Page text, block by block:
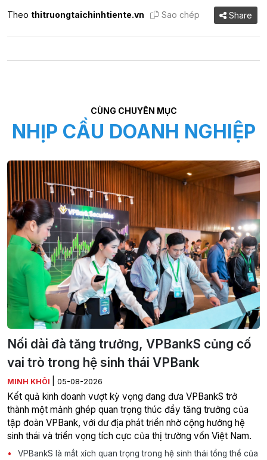
Theo thitruongtaichinhtiente.vn Sao chép Share
CÙNG CHUYÊN MỤC
NHỊP CẦU DOANH NGHIỆP
Nối dài đà tăng trưởng, VPBankS củng cố
vai trò trong hệ sinh thái VPBank
MINH KHÔI 05-08-2026
Kết quả kinh doanh vượt kỳ vọng đang đưa VPBankS trở
thành một mảnh ghép quan trọng thúc đẩy tăng trưởng của
tập đoàn VPBank, với dư địa phát triển nhờ cộng hưởng hệ
sinh thái và triển vọng tích cực của thị trường vốn Việt Nam.
VPBankS là mắt xích quan trọng trong hệ sinh thái tổng thể của